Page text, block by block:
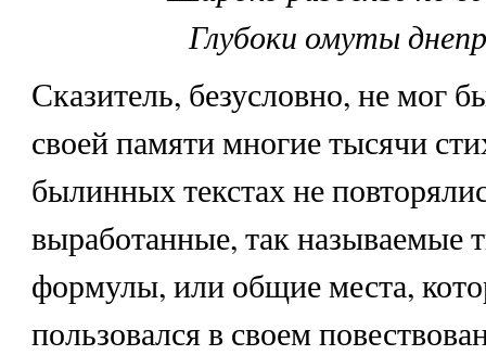
Глубоки омуты
Сказитель, безусловно, не мог
своей памяти многие тысячи
былинных текстах не
выработанные, так называемые
формулы, или общие места,
пользовался в своем